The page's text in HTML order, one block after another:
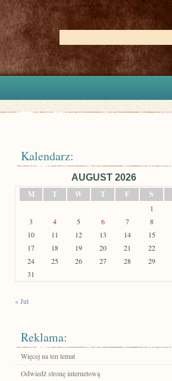
Kalendarz:
AUGUST 2026
M
T W T F S
1
3
4 5 6 7 8
10
11 12 13 14 15
17
18 19 20 21 22
24
25 26 27 28 29
31
« Jul
Reklama:
Więcej na ten temat
Odwiedź stronę internetową